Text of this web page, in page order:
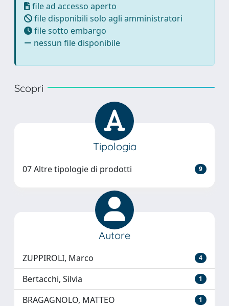
file ad accesso aperto
file disponibili solo agli amministratori
file sotto embargo
nessun file disponibile
Scopri
Tipologia
07 Altre tipologie di prodotti 9
Autore
ZUPPIROLI, Marco 4
Bertacchi, Silvia 1
BRAGAGNOLO, MATTEO 1